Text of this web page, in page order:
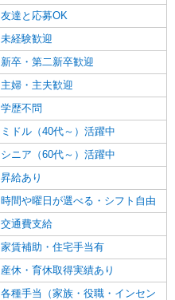
友達と応募OK
未経験歓迎
新卒・第二新卒歓迎
主婦・主夫歓迎
学歴不問
ミドル（40代～）活躍中
シニア（60代～）活躍中
昇給あり
時間や曜日が選べる・シフト自由
交通費支給
家賃補助・住宅手当有
産休・育休取得実績あり
各種手当（家族・役職・インセン